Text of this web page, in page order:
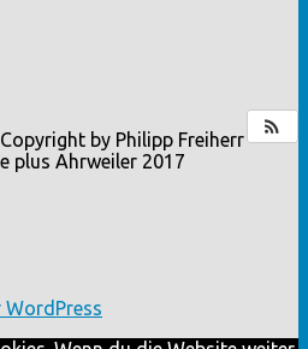
by Philipp Freiherr
plus Ahrweiler 2017